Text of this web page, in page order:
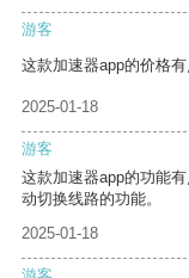
游客
这款加速器app的价格
2025-01-18
游客
这款加速器app的功能
动切换线路的功能。
2025-01-18